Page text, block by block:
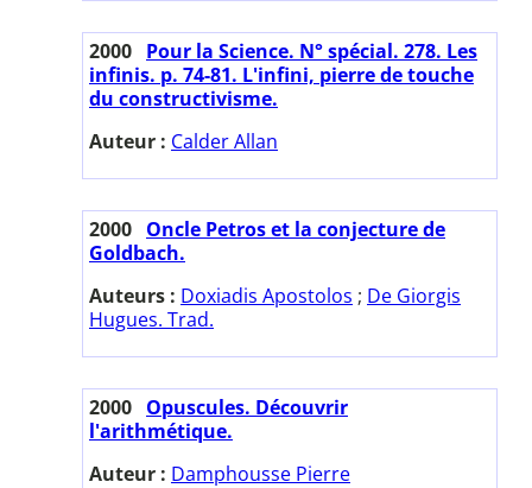
2000 Pour la Science. N° spécial. 278. Les
infinis. p. 74-81. L'infini, pierre de touche
du constructivisme.
Auteur : Calder Allan
2000 Oncle Petros et la conjecture de
Goldbach.
Auteurs : Doxiadis Apostolos ; De Giorgis
Hugues. Trad.
2000 Opuscules. Découvrir
l'arithmétique.
Auteur : Damphousse Pierre